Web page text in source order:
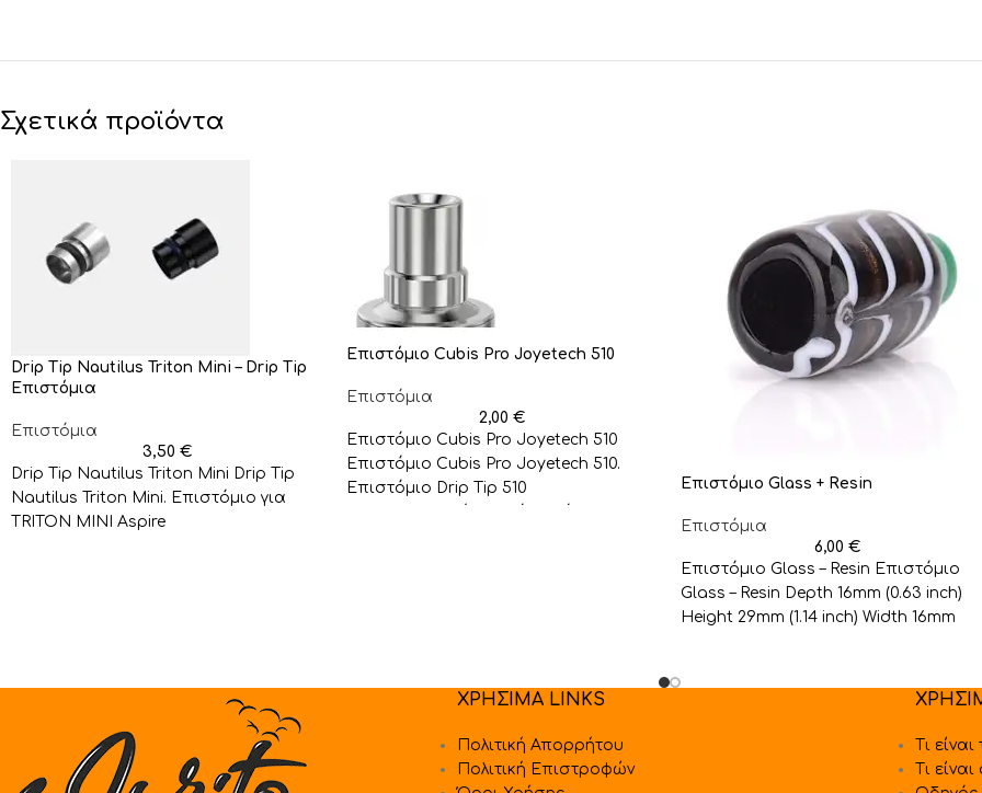
Σχετικά προϊόντα
Drip Tip Nautilus Triton Mini – Drip Tip
Επιστόμια
Επιστόμια
3,50€
Drip Tip Nautilus Triton Mini Drip Tip
Nautilus Triton Mini. Επιστόμιο για
TRITON MINI Aspire
Επιστόμιο Cubis Pro Joyetech 510
Επιστόμια
2,00€
Επιστόμιο Cubis Pro Joyetech 510
Επιστόμιο Cubis Pro Joyetech 510.
Επιστόμιο Drip Tip 510
Επιστόμιο Glass + Resin
Επιστόμια
6,00 €
Επιστόμιο Glass – Resin Επιστόμιο
Glass – Resin Depth 16mm (0.63 inch)
Height 29mm (1.14 inch) Width 16mm
ΧΡΗΣΙΜΑ LINKS
Πολιτική Απορρήτου
Πολιτική Επιστροφών
Τι
Τι